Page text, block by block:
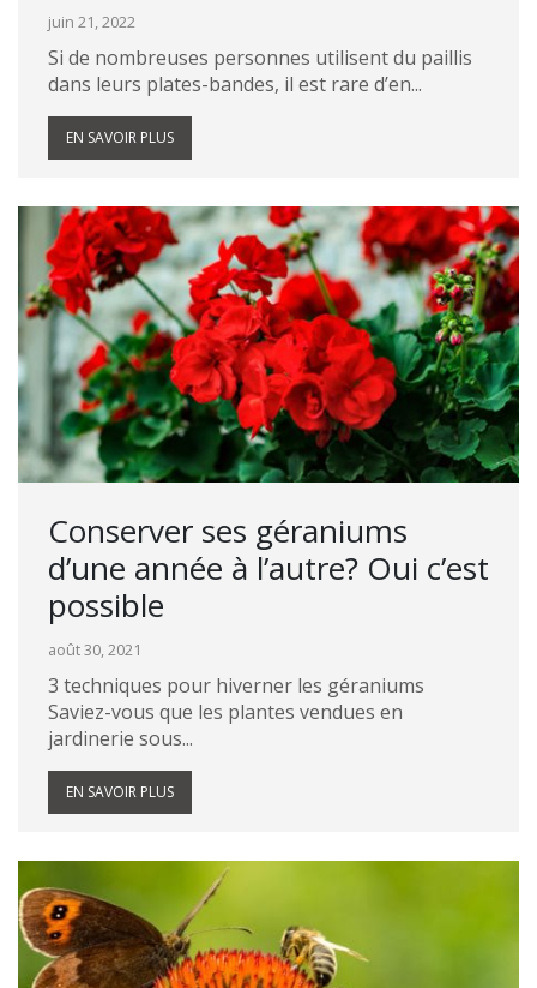
juin 21, 2022
Si de nombreuses personnes utilisent du paillis
dans leurs plates-bandes, il est rare d’en...
EN SAVOIR PLUS
Conserver ses géraniums
d’une année à l’autre? Oui c’est
possible
août 30, 2021
3 techniques pour hiverner les géraniums
Saviez-vous que les plantes vendues en
jardinerie sous...
EN SAVOIR PLUS